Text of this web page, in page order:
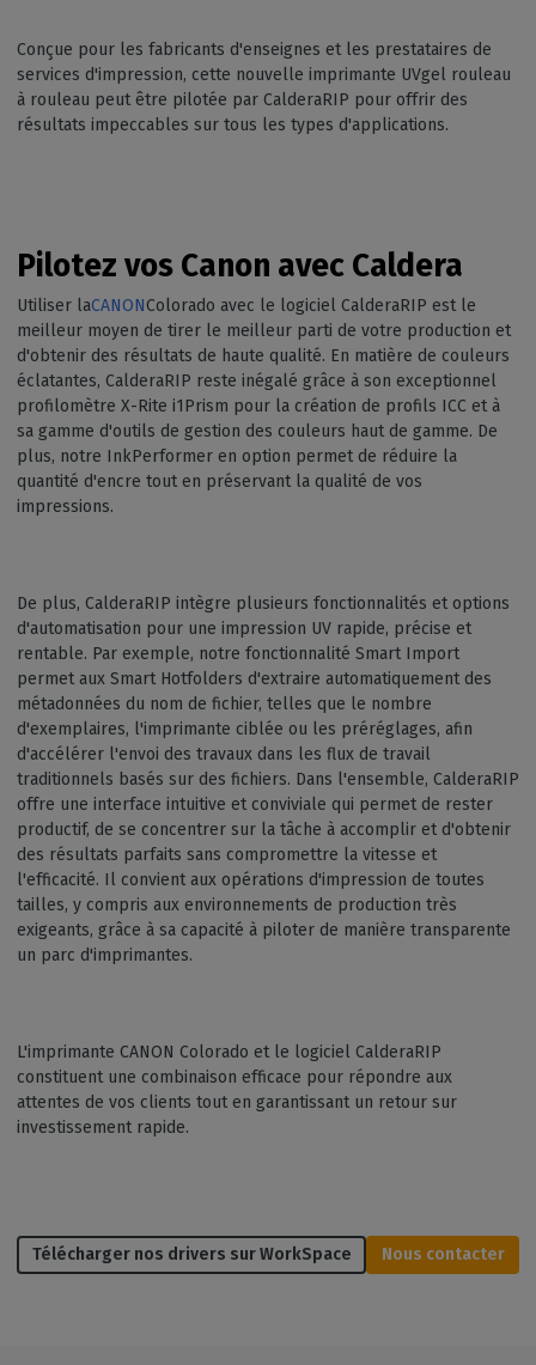
Conçue pour les fabricants d'enseignes et les prestataires de
services d'impression, cette nouvelle imprimante UVgel rouleau
à rouleau peut être pilotée par CalderaRIP pour offrir des
résultats impeccables sur tous les types d'applications.
Pilotez vos Canon avec Caldera
Utiliser laCANONColorado avec le logiciel CalderaRIP est le
meilleur moyen de tirer le meilleur parti de votre production et
d'obtenir des résultats de haute qualité. En matière de couleurs
éclatantes, CalderaRIP reste inégalé grâce à son exceptionnel
profilomètre X-Rite i1Prism pour la création de profils ICC et à
sa gamme d'outils de gestion des couleurs haut de gamme. De
plus, notre InkPerformer en option permet de réduire la
quantité d'encre tout en préservant la qualité de vos
impressions.
De plus, CalderaRIP intègre plusieurs fonctionnalités et options
d'automatisation pour une impression UV rapide, précise et
rentable. Par exemple, notre fonctionnalité Smart Import
permet aux Smart Hotfolders d'extraire automatiquement des
métadonnées du nom de fichier, telles que le nombre
d'exemplaires, l'imprimante ciblée ou les préréglages, afin
d'accélérer l'envoi des travaux dans les flux de travail
traditionnels basés sur des fichiers. Dans l'ensemble, CalderaRIP
offre une interface intuitive et conviviale qui permet de rester
productif, de se concentrer sur la tâche à accomplir et d'obtenir
des résultats parfaits sans compromettre la vitesse et
l'efficacité. Il convient aux opérations d'impression de toutes
tailles, y compris aux environnements de production très
exigeants, grâce à sa capacité à piloter de manière transparente
un parc d'imprimantes.
L'imprimante CANON Colorado et le logiciel CalderaRIP
constituent une combinaison efficace pour répondre aux
attentes de vos clients tout en garantissant un retour sur
investissement rapide.
Télécharger nos drivers sur WorkSpace Nous contacter